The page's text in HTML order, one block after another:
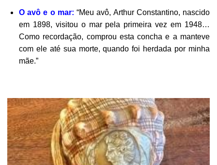
O avô e o mar: “Meu avô, Arthur Constantino, nascido
em 1898, visitou o mar pela primeira vez em 1948…
Como recordação, comprou esta concha e a manteve
com ele até sua morte, quando foi herdada por minha
mãe.”